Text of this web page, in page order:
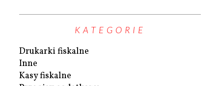
KATEGORIE
Drukarki fiskalne
Inne
Kasy fiskalne